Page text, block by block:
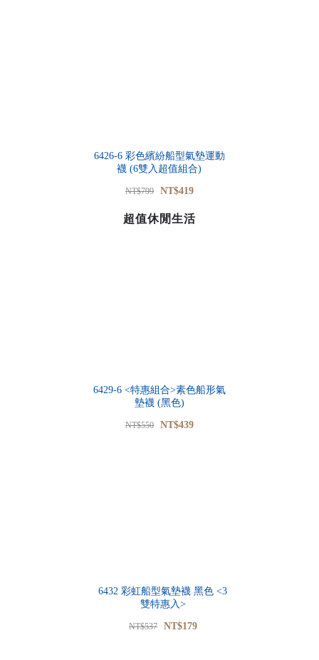
6426-6 彩色繽紛船型氣墊運動
襪 (6雙入超值組合)
NT$799 NT$419
超值休閒生活
6429-6 <特惠組合>素色船形氣
墊襪 (黑色)
NT$550 NT$439
6432 彩虹船型氣墊襪 黑色 <3
雙特惠入>
NT$537 NT$179